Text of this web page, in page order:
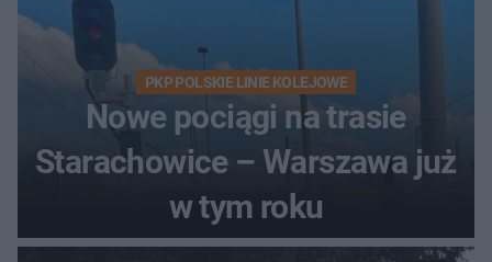
PKP POLSKIE LINIE KOLEJOWE
Nowe pociągi na trasie
Starachowice – Warszawa już
w tym roku